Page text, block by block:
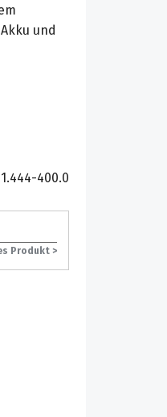
und
1.444-400.0
Produkt >